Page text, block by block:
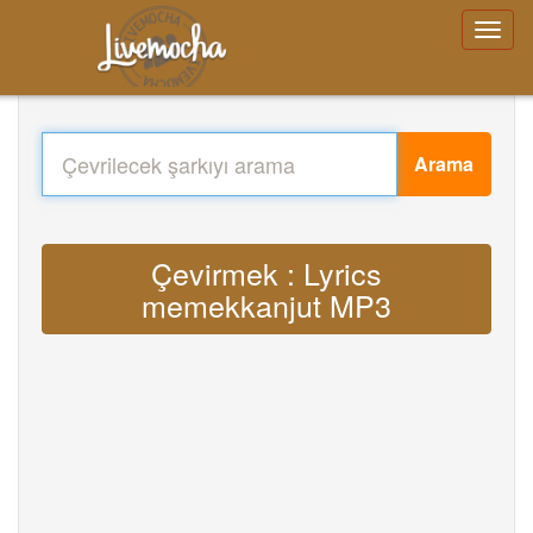
Arama
Çevirmek : Lyrics
memekkanjut MP3